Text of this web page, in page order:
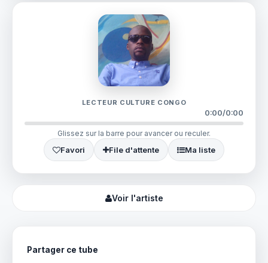
LECTEUR CULTURE CONGO
0:00/0:00
Glissez sur la barre pour avancer ou reculer.
Favori File d'attente Ma liste
Voir l'artiste
Partager ce tube